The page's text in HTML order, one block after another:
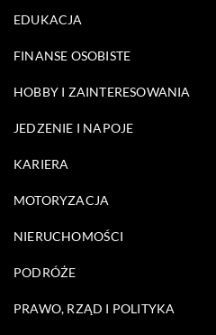
EDUKACJA
FINANSE OSOBISTE
HOBBY I ZAINTERESOWANIA
JEDZENIE I NAPOJE
KARIERA
MOTORYZACJA
NIERUCHOMOŚCI
PODRÓŻE
PRAWO, RZĄD I POLITYKA